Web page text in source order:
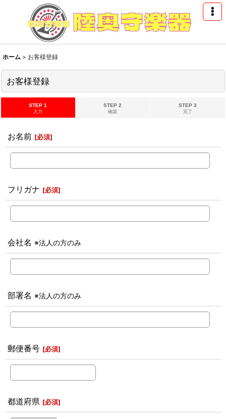
ホーム > お客様登録
お客様登録
STEP 1
入力
STEP 2
確認
STEP 3
完了
お名前 [必須]
フリガナ [必須]
会社名 ※法人の方のみ
部署名 ※法人の方のみ
郵便番号 [必須]
都道府県 [必須]